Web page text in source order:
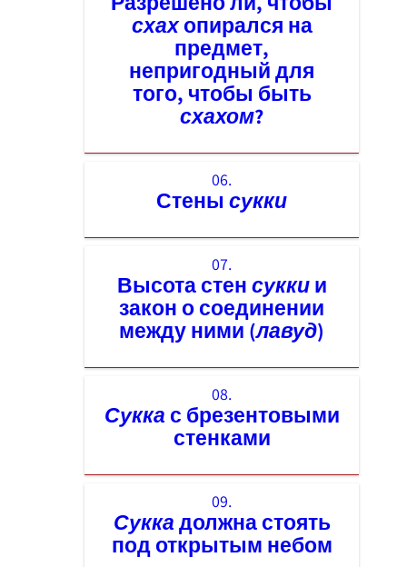
схахопирался на
предмет,
непригодный для
того, чтобы быть
схахом?
06.
Стены сукки
07.
Высота стен суккии
закон о соединении
между ними (лавуд)
08.
Сукка с брезентовыми
стенками
09.
Сукка должна стоять
под открытым небом